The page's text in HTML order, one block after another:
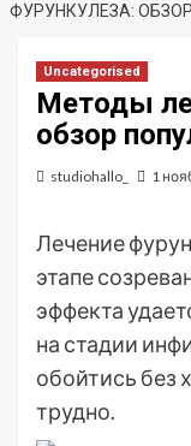
ФУРУНКУЛЕЗА:
Uncategorised
Методы
обзор
studiohallo_ 1
Лечение
этапе
эффекта
на стадии
обойтись без
трудно.